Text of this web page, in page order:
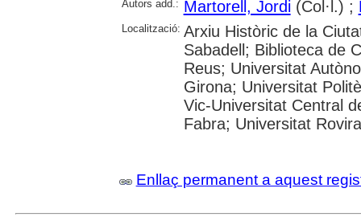
Autors add.: Martorell, Jordi(Col·l.) ;
Localització: Arxiu Històric de la
Sabadell; Biblioteca de
Reus; Universitat
Girona; Universitat
Vic-Universitat Central
Fabra; Universitat
Enllaç permanent a aquest